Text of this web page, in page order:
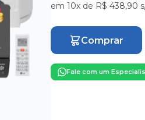
em 10x de R$ 438,90
Comprar
Fale com um